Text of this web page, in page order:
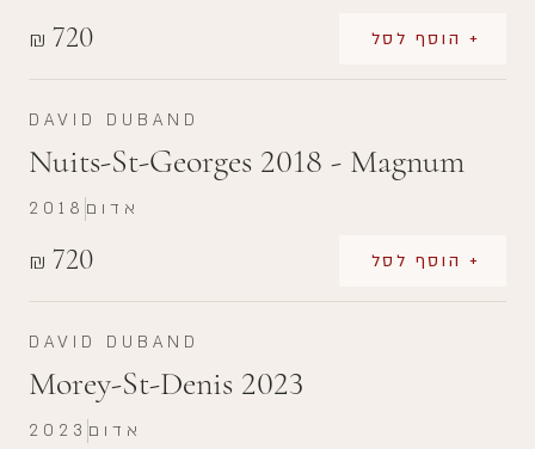
₪ 720 + הוסף לסל
DAVID DUBAND
Nuits-St-Georges 2018 - Magnum
₪ 720 + הוסף לסל
2018 אדום
DAVID DUBAND
Morey-St-Denis 2023
2023 אדום